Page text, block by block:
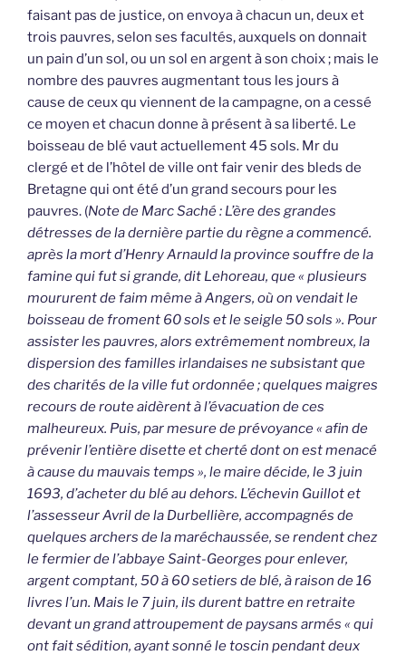
faisant pas de justice, on envoya à chacun un, deux et
trois pauvres, selon ses facultés, auxquels on donnait
un pain d’un sol, ou un sol en argent à son choix ; mais le
nombre des pauvres augmentant tous les jours à
cause de ceux qu viennent de la campagne, on a cessé
ce moyen et chacun donne à présent à sa liberté. Le
boisseau de blé vaut actuellement 45 sols. Mr du
clergé et de l’hôtel de ville ont fair venir des bleds de
Bretagne qui ont été d’un grand secours pour les
pauvres. (Note de Marc Saché : L’ère des grandes
détresses de la dernière partie du règne a commencé.
après la mort d’Henry Arnauld la province souffre de la
famine qui fut si grande, dit Lehoreau, que « plusieurs
moururent de faim même à Angers, où on vendait le
boisseau de froment 60 sols et le seigle 50 sols ». Pour
assister les pauvres, alors extrêmement nombreux, la
dispersion des familles irlandaises ne subsistant que
des charités de la ville fut ordonnée ; quelques maigres
recours de route aidèrent à l’évacuation de ces
malheureux. Puis, par mesure de prévoyance « afin de
prévenir l’entière disette et cherté dont on est menacé
à cause du mauvais temps », le maire décide, le 3 juin
1693, d’acheter du blé au dehors. L’échevin Guillot et
l’assesseur Avril de la Durbellière, accompagnés de
quelques archers de la maréchaussée, se rendent chez
le fermier de l’abbaye Saint-Georges pour enlever,
argent comptant, 50 à 60 setiers de blé, à raison de 16
livres l’un. Mais le 7 juin, ils durent battre en retraite
devant un grand attroupement de paysans armés « qui
ont fait sédition, ayant sonné le toscin pendant deux